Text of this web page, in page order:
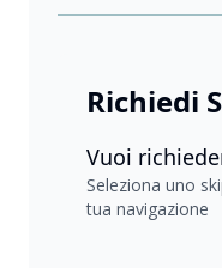
Richiedi
Vuoi
Seleziona uno
tua navigazione